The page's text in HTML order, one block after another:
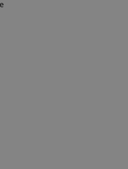
Hinweise
Verzeichnis